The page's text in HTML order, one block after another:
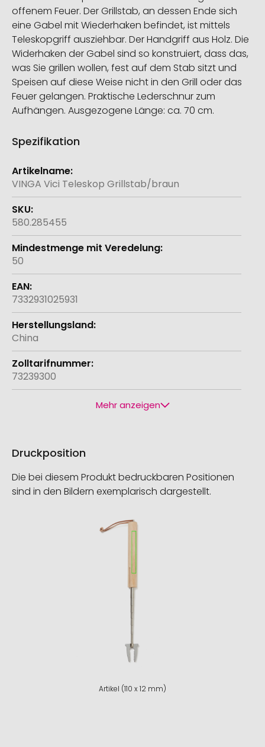
offenem Feuer. Der Grillstab, an dessen Ende sich
eine Gabel mit Wiederhaken befindet, ist mittels
Teleskopgriff ausziehbar. Der Handgriff aus Holz. Die
Widerhaken der Gabel sind so konstruiert, dass das,
was Sie grillen wollen, fest auf dem Stab sitzt und
Speisen auf diese Weise nicht in den Grill oder das
Feuer gelangen. Praktische Lederschnur zum
Aufhängen. Ausgezogene Länge: ca. 70 cm.
Spezifikation
Weitere
Informationen
VINGA Vici Teleskop Grillstab/braun
580.285455
50
7332931025931
China
73239300
Mehr anzeigen
Druckposition
Die bei diesem Produkt bedruckbaren Positionen
sind in den Bildern exemplarisch dargestellt.
Artikel (110 x 12 mm)